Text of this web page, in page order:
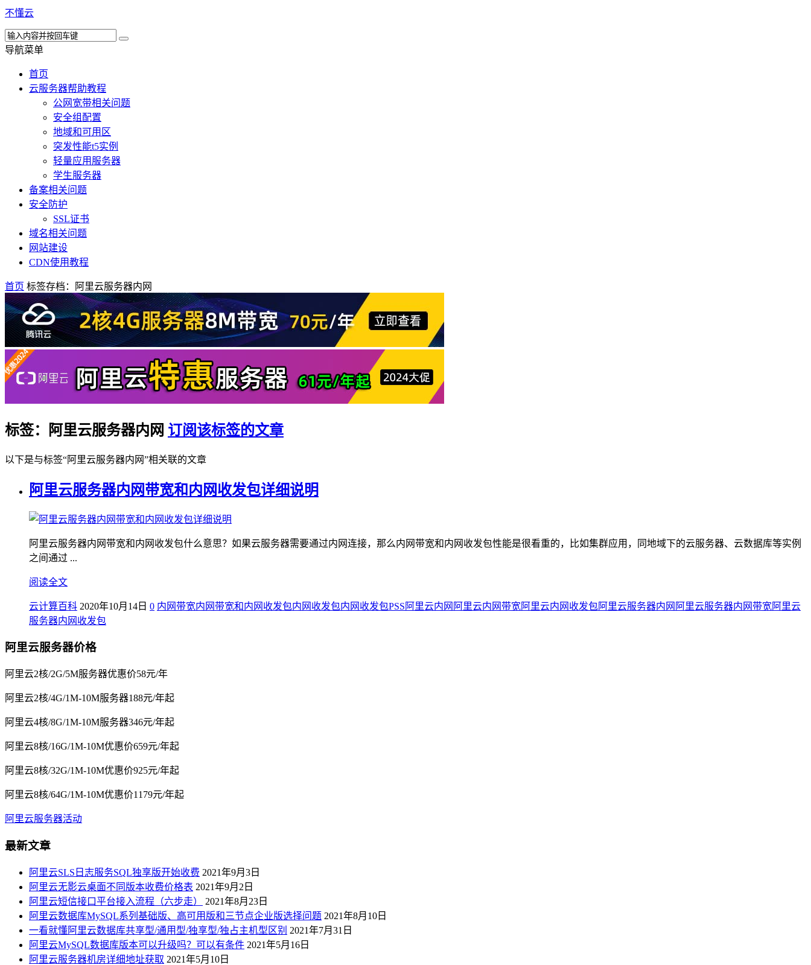
不懂云
导航菜单
首页
云服务器帮助教程
公网宽带相关问题
安全组配置
地域和可用区
突发性能t5实例
轻量应用服务器
学生服务器
备案相关问题
安全防护
SSL证书
域名相关问题
网站建设
CDN使用教程
首页 标签存档：阿里云服务器内网
标签：阿里云服务器内网 订阅该标签的文章
以下是与标签“阿里云服务器内网”相关联的文章
阿里云服务器内网带宽和内网收发包详细说明
阿里云服务器内网带宽和内网收发包什么意思？如果云服务器需要通过内网连接，那么内网带宽和内网收发包性能是很看重的，比如集群应用，同地域下的云服务器、云数据库等实例
之间通过 ...
阅读全文
云计算百科 2020年10月14日 0 内网带宽内网带宽和内网收发包内网收发包内网收发包PSS 阿里云内网 阿里云内网带宽阿里云内网收发包阿里云服务器内网 阿里云服务器内网带宽阿里云
服务器内网收发包
阿里云服务器价格
阿里云2核/2G/5M服务器优惠价58元/年
阿里云2核/4G/1M-10M服务器188元/年起
阿里云4核/8G/1M-10M服务器346元/年起
阿里云8核/16G/1M-10M优惠价659元/年起
阿里云8核/32G/1M-10M优惠价925元/年起
阿里云8核/64G/1M-10M优惠价1179元/年起
阿里云服务器活动
最新文章
阿里云SLS日志服务SQL独享版开始收费 2021年9月3日
阿里云无影云桌面不同版本收费价格表 2021年9月2日
阿里云短信接口平台接入流程（六步走）
2021年8月23日
阿里云数据库MySQL系列基础版、高可用版和三节点企业版选择问题 2021年8月10日
一看就懂阿里云数据库共享型/通用型/独享型/独占主机型区别 2021年7月31日
阿里云MySQL数据库版本可以升级吗？可以有条件 2021年5月16日
阿里云服务器机房详细地址获取 2021年5月10日